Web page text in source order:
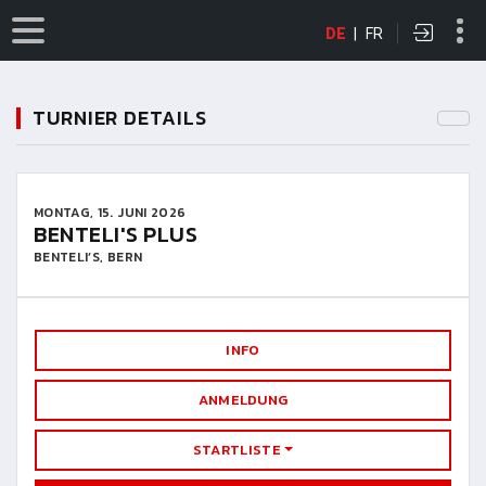
DE | FR
TURNIER DETAILS
MONTAG, 15. JUNI 2026
BENTELI'S PLUS
BENTELI’S, BERN
INFO
ANMELDUNG
STARTLISTE